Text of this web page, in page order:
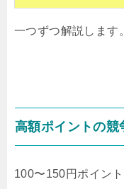
一つずつ解説します。
高額ポイントの競
100〜150円ポイン